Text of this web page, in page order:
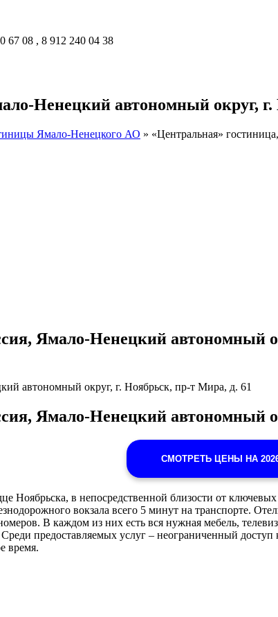
08 , 8 912 240 04 38
Ненецкий автономный округ,
Ямало-Ненецкого АО » «Центральная»
Ямало-Ненецкий автономный
автономный округ, г. Ноябрьск, пр-т Мира, д. 61
Ямало-Ненецкий автономный
СМОТРЕТЬ ЦЕНЫ НА
Ноябрьска, в непосредственной близости от
вокзала всего 5 минут на транспорте.
В каждом из них есть вся нужная мебель,
предоставляемых услуг – неограниченный
время.